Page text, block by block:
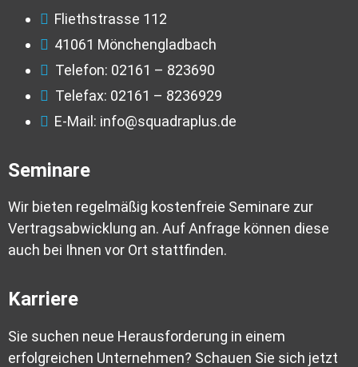
Fliethstrasse 112
41061 Mönchengladbach
Telefon: 02161 – 823690
Telefax: 02161 – 8236929
E-Mail: info@squadraplus.de
Seminare
Wir bieten regelmäßig kostenfreie Seminare zur
Vertragsabwicklung an. Auf Anfrage können diese
auch bei Ihnen vor Ort stattfinden.
Karriere
Sie suchen neue Herausforderung in einem
erfolgreichen Unternehmen? Schauen Sie sich jetzt